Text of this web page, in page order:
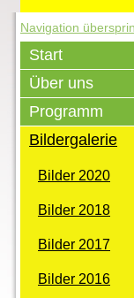
Navigation
Start
Über uns
Programm
Bildergalerie
Bilder 2020
Bilder 2018
Bilder 2017
Bilder 2016